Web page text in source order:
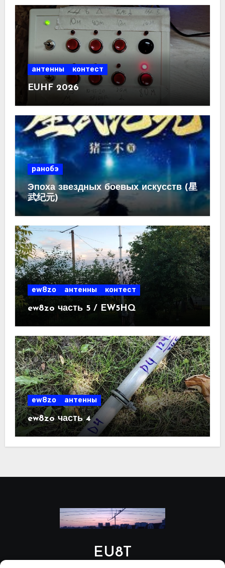
антенны контест
EUHF 2026
ранобэ
Эпоха звездных боевых искусств (星
武纪元)
ew8zo антенны контест
ew8zo часть 5 / EW5HQ
ew8zo антенны
ew8zo часть 4
EU8T